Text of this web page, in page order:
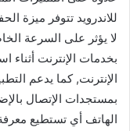
للاندرويد تتوفر ميزة
لا يؤثر على السرعة
بخدمات الإنترنت
الإنترنت, كما يدعم
بمستجدات الإتصال
الهاتف أي تستطيع